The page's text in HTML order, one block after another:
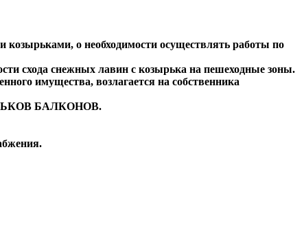
о необходимости осуществлять работы по
схода снежных лавин с козырька на пешеходные зоны.
имущества, возлагается на собственника
БАЛКОНОВ.